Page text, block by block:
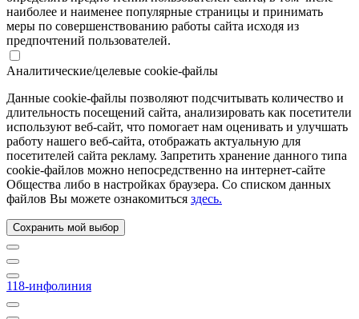
наиболее и наименее популярные страницы и принимать
меры по совершенствованию работы сайта исходя из
предпочтений пользователей.
Аналитические/целевые cookie-файлы
Данные cookie-файлы позволяют подсчитывать количество и
длительность посещений сайта, анализировать как посетители
используют веб-сайт, что помогает нам оценивать и улучшать
работу нашего веб-сайта, отображать актуальную для
посетителей сайта рекламу. Запретить хранение данного типа
cookie-файлов можно непосредственно на интернет-сайте
Общества либо в настройках браузера. Со списком данных
файлов Вы можете ознакомиться здесь.
Сохранить мой выбор
118-инфолиния